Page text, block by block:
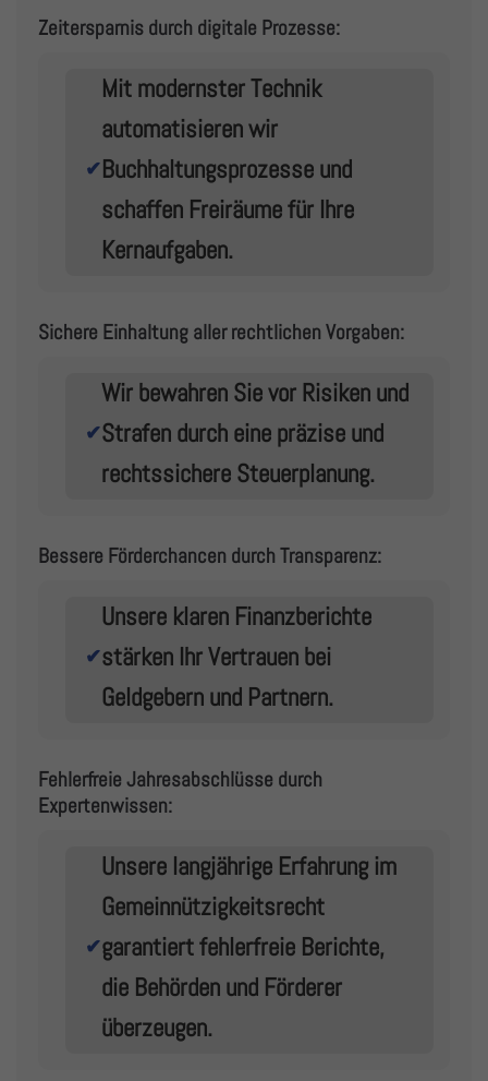
Zeitersparnis durch digitale Prozesse:
✔
Mit modernster Technik
automatisieren wir
Buchhaltungsprozesse und
schaffen Freiräume für Ihre
Kernaufgaben.
Sichere Einhaltung aller rechtlichen Vorgaben:
✔
Wir bewahren Sie vor Risiken und
Strafen durch eine präzise und
rechtssichere Steuerplanung.
Bessere Förderchancen durch Transparenz:
✔
Unsere klaren Finanzberichte
stärken Ihr Vertrauen bei
Geldgebern und Partnern.
Fehlerfreie Jahresabschlüsse durch
Expertenwissen:
✔
Unsere langjährige Erfahrung im
Gemeinnützigkeitsrecht
garantiert fehlerfreie Berichte,
die Behörden und Förderer
überzeugen.